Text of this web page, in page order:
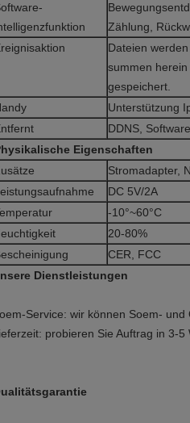
Zählung,
Dateien
summen herein
gespeichert.
Unterstützung
DDNS,
Eigenschaften
Stromadapter,
DC 5V/2A
-10°~60°C
20-80%
CER, FCC
Dienstleistungen
Service: wir können Soem-
probieren Sie Auftrag in 3-